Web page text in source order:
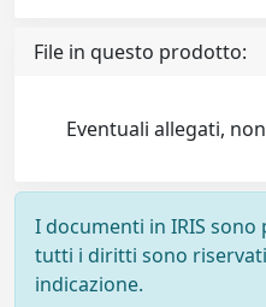
File in questo prodotto:
Eventuali allegati,
I documenti in IRIS
tutti i diritti sono
indicazione.